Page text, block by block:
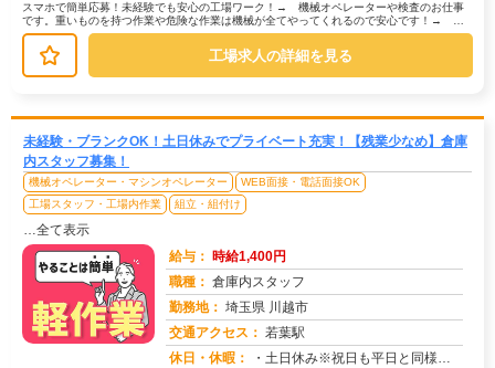
スマホで簡単応募！未経験でも安心の工場ワーク！→ 機械オペレーターや検査のお仕事
です。重いものを持つ作業や危険な作業は機械が全てやってくれるので安心です！→ 具
体的には、機械に材料をセットしてボ...
工場求人の詳細を見る
未経験・ブランクOK！土日休みでプライベート充実！【残業少なめ】倉庫
内スタッフ募集！
機械オペレーター・マシンオペレーター
WEB面接・電話面接OK
工場スタッフ・工場内作業
組立・組付け
…全て表示
給与： 時給1,400円
職種： 倉庫内スタッフ
勤務地： 埼玉県 川越市
交通アクセス： 若葉駅
休日・休暇：
・土日休み※祝日も平日と同様の扱いで出勤日